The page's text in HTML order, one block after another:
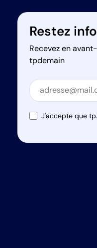
Restez
Recevez en
tpdemain
Section
Section
J'accepte que
avec les